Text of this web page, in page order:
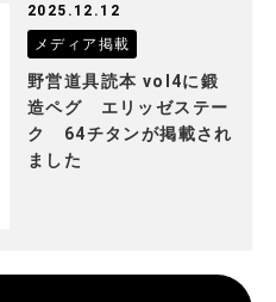
2025.12.12
メディア掲載
野営道具読本 vol4に鍛
造ペグ エリッゼステー
ク 64チタンが掲載され
ました